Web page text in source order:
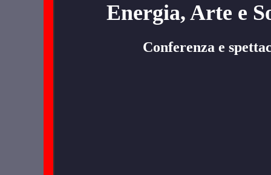
Energia, Arte e
Conferenza e